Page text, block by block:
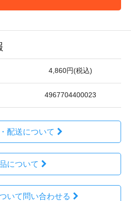
4,860円(税込)
4967704400023
配送について
について
いて問い合わせる